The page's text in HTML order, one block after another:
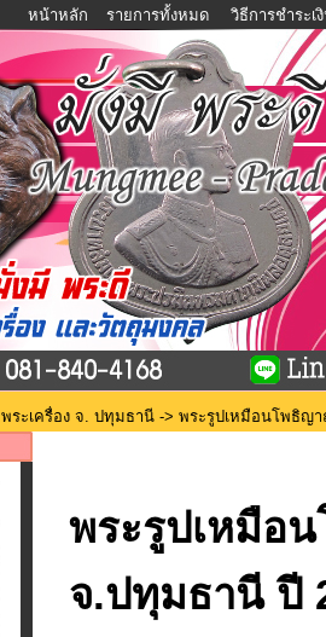
หน้าหลัก รายการทั้งหมด วิธีการชำระเ
พระเครื่อง จ. ปทุมธานี -> พระรูปเหมือนโพธิญา
พระรูปเหมือ
จ.ปทุมธานี ปี